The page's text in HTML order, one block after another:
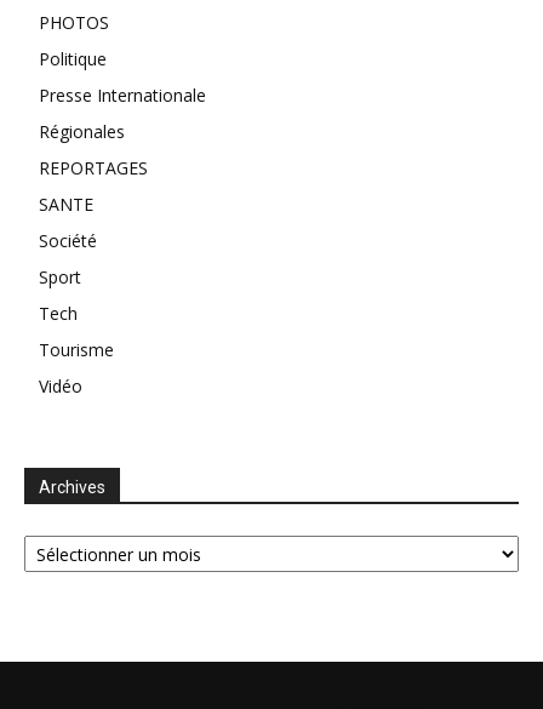
PHOTOS
Politique
Presse Internationale
Régionales
REPORTAGES
SANTE
Société
Sport
Tech
Tourisme
Vidéo
Archives
Archives